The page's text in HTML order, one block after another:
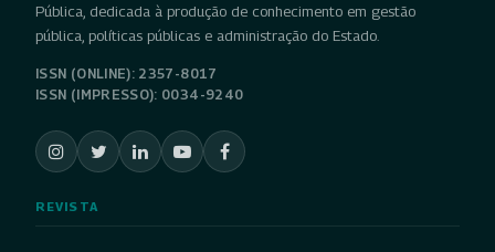
Pública, dedicada à produção de conhecimento em gestão
pública, políticas públicas e administração do Estado.
ISSN (ONLINE): 2357-8017
ISSN (IMPRESSO): 0034-9240
REVISTA